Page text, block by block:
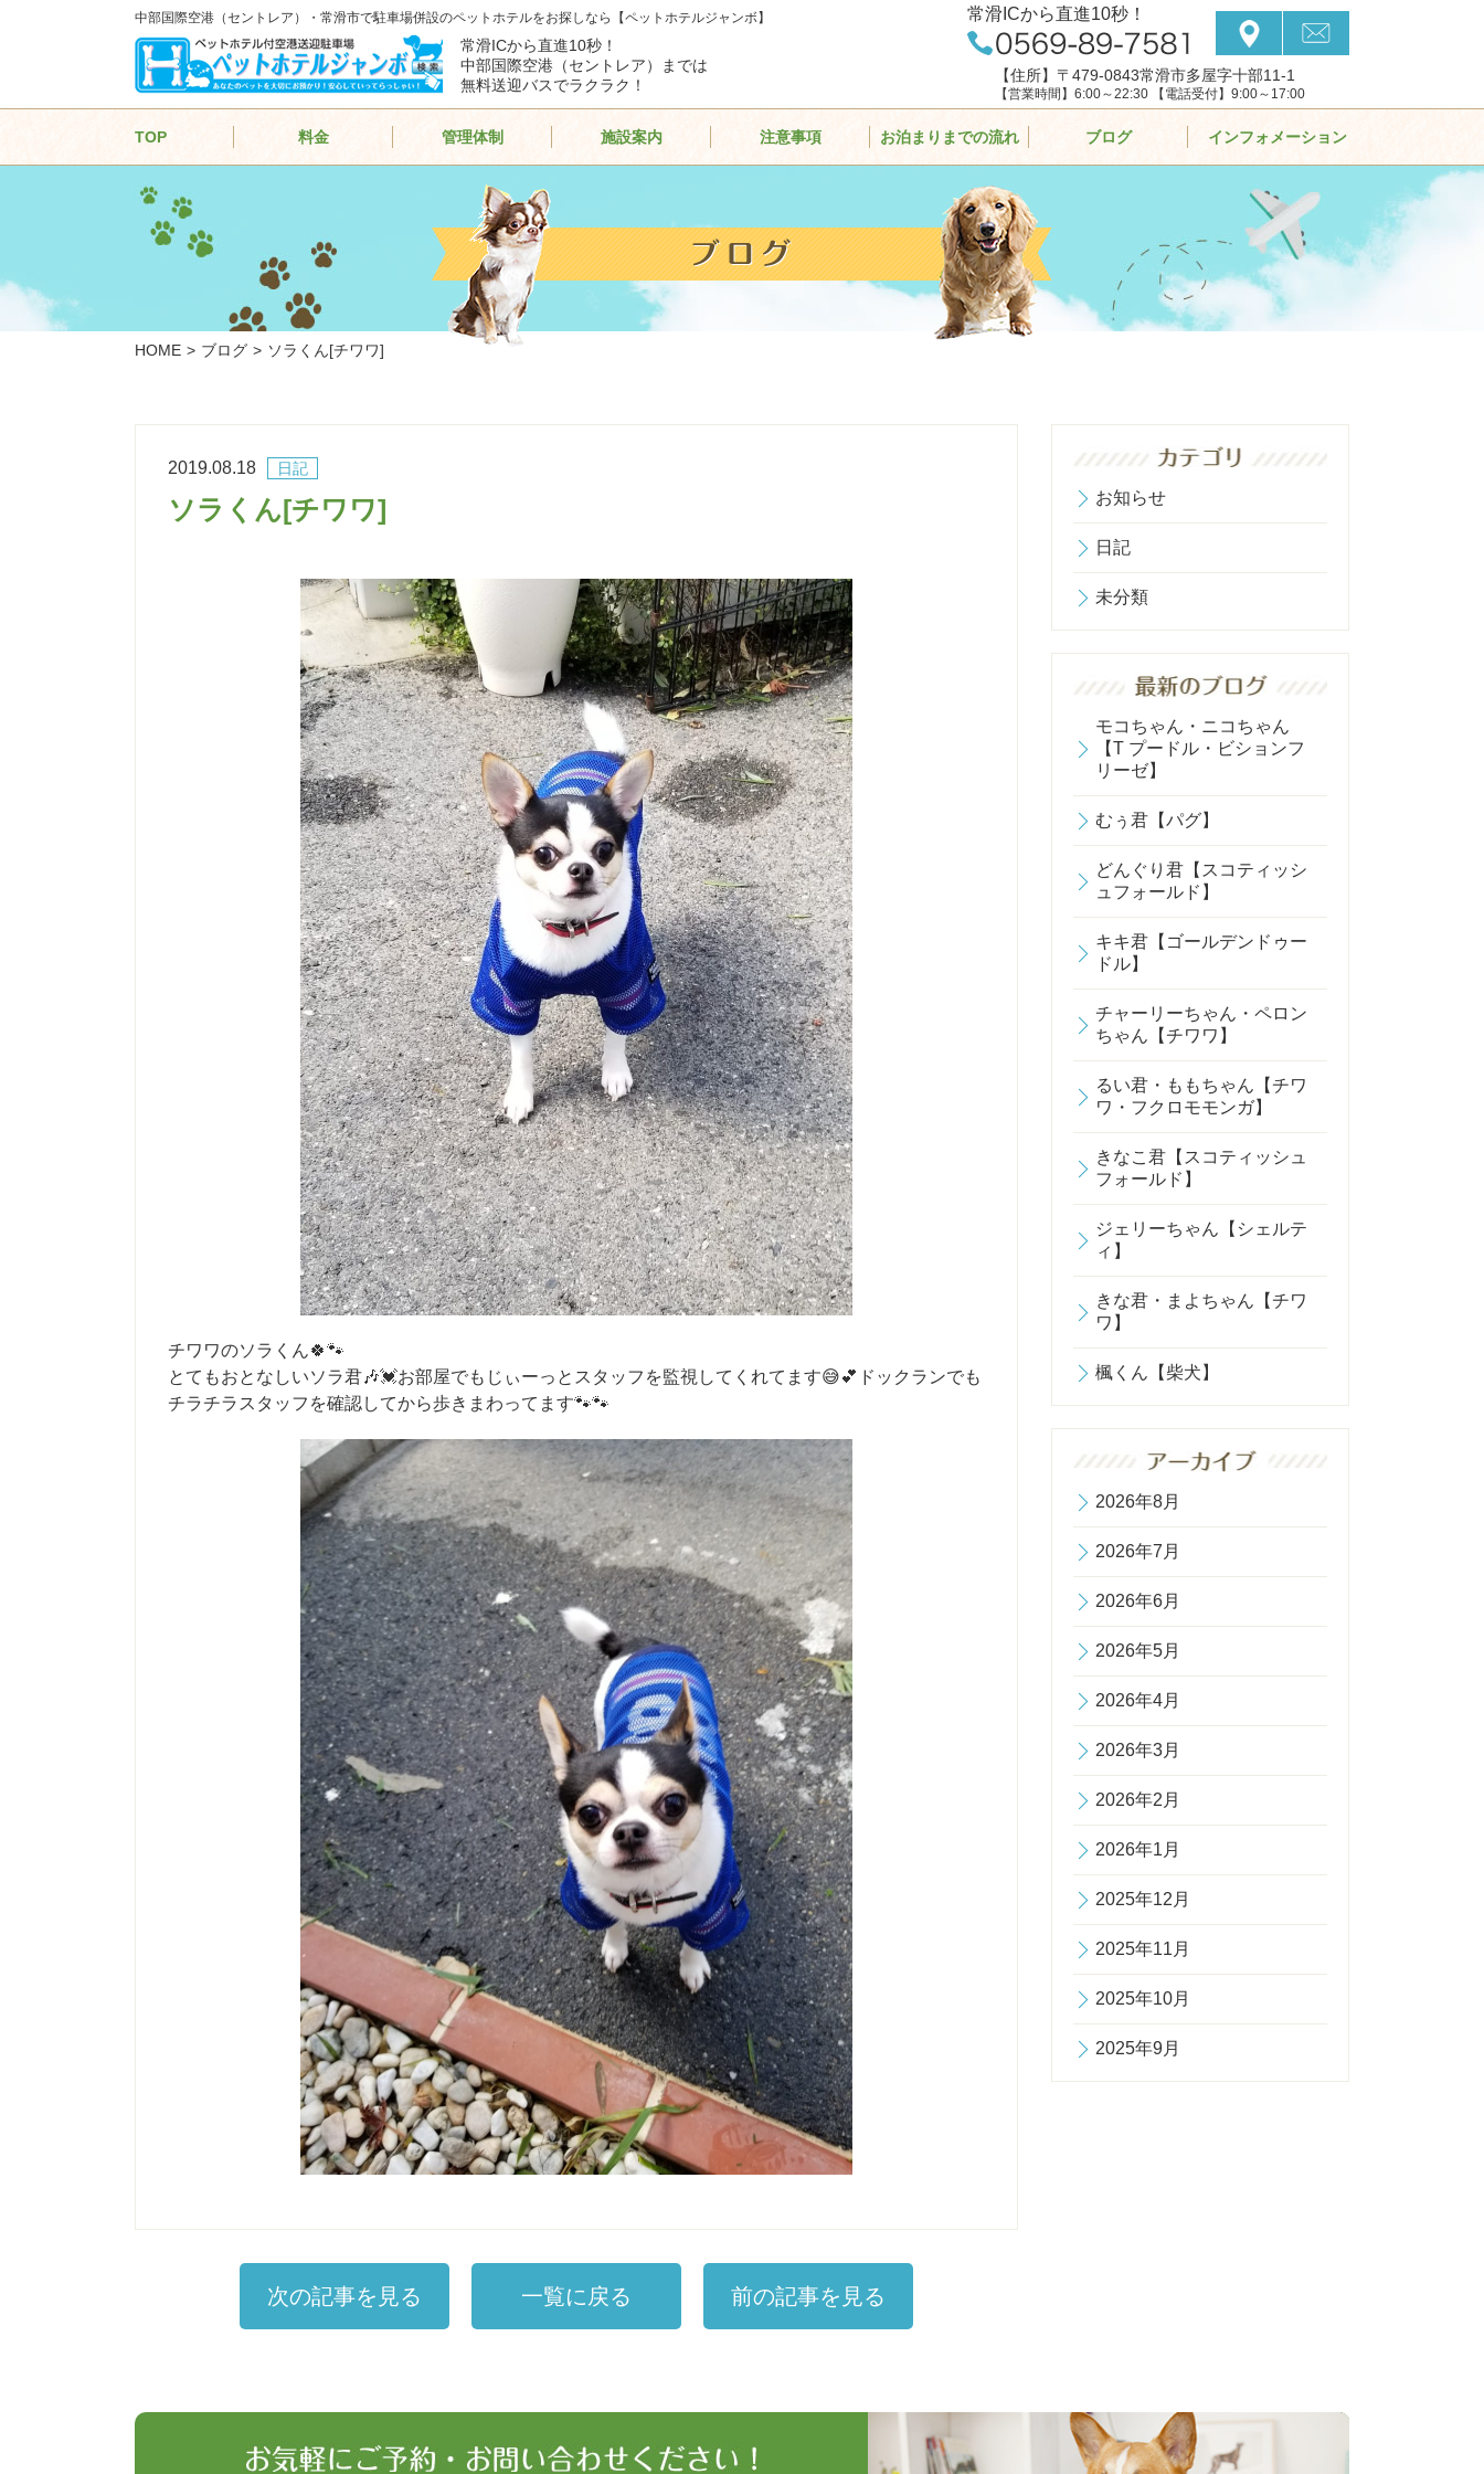
中部国際空港（セントレア）・常滑市で駐車場併設のペットホテルをお探しなら【ペットホテルジャンボ】
常滑ICから直進10秒！
中部国際空港（セントレア）までは
無料送迎バスでラクラク！
常滑ICから直進10秒！
【住所】〒479-0843常滑市多屋字十部11-1
【営業時間】6:00～22:30 【電話受付】9:00～17:00
TOP 料金 管理体制 施設案内 注意事項 お泊まりまでの流れ ブログ インフォメーション
HOME ブログ ソラくん[チワワ]
日記
2019.08.18
ソラくん[チワワ]
チワワのソラくん🍀🐾
とてもおとなしいソラ君🎶💓お部屋でもじぃーっとスタッフを監視してくれてます😅💕ドックランでも
チラチラスタッフを確認してから歩きまわってます🐾🐾
次の記事を見る 一覧に戻る 前の記事を見る
お知らせ
日記
未分類
モコちゃん・ニコちゃん
【T プードル・ビションフ
リーゼ】
むぅ君【パグ】
どんぐり君【スコティッシ
ュフォールド】
キキ君【ゴールデンドゥー
ドル】
チャーリーちゃん・ペロン
ちゃん【チワワ】
るい君・ももちゃん【チワ
ワ・フクロモモンガ】
きなこ君【スコティッシュ
フォールド】
ジェリーちゃん【シェルテ
ィ】
きな君・まよちゃん【チワ
ワ】
楓くん【柴犬】
2026年8月
2026年7月
2026年6月
2026年5月
2026年4月
2026年3月
2026年2月
2026年1月
2025年12月
2025年11月
2025年10月
2025年9月